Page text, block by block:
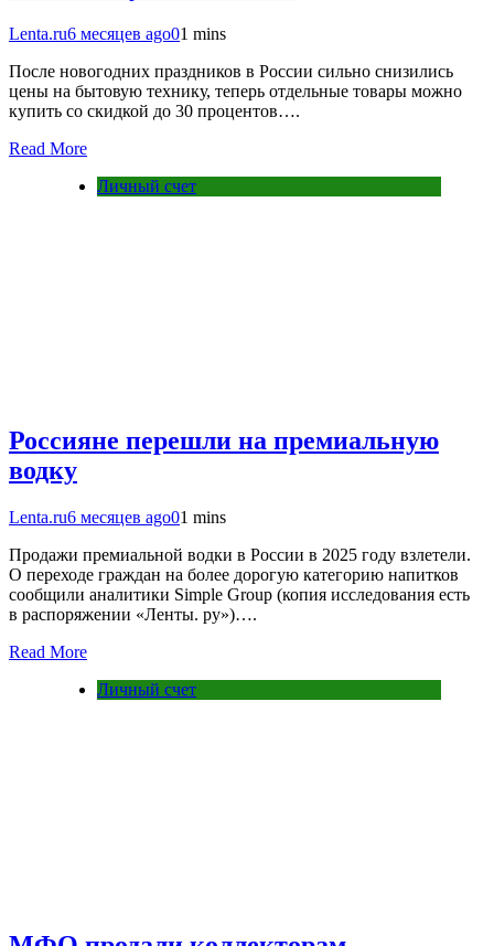
Lenta.ru6 месяцев ago01 mins
После новогодних праздников в России сильно снизились
цены на бытовую технику, теперь отдельные товары можно
купить со скидкой до 30 процентов….
Read More
Личный счет
Россияне перешли на премиальную
водку
Lenta.ru6 месяцев ago01 mins
Продажи премиальной водки в России в 2025 году взлетели.
О переходе граждан на более дорогую категорию напитков
сообщили аналитики Simple Group (копия исследования есть
в распоряжении «Ленты. ру»)….
Read More
Личный счет